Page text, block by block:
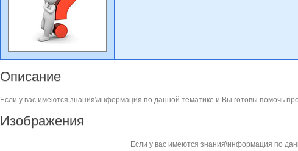
Описание
Если у вас имеются знания\информация по данной тематике и Вы готовы помочь
Изображения
Если у вас имеются знания\информация по